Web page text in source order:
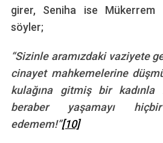
girer, Seniha ise Mükerrem
söyler;
“Sizinle aramızdaki vaziyete
cinayet mahkemelerine
kulağına gitmiş bir kadınla
beraber yaşamayı
edemem!”[10]